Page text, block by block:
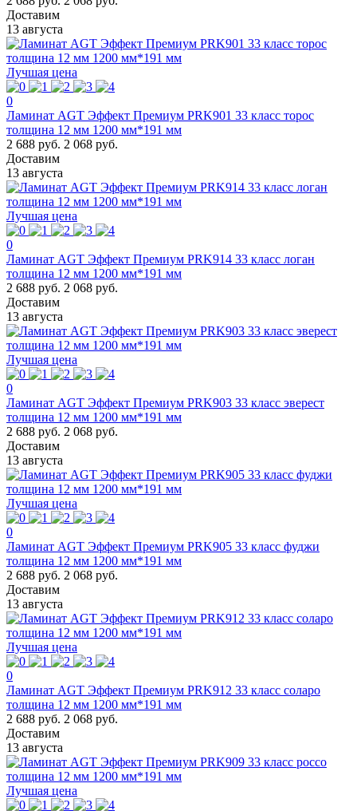
Доставим
13 августа
Лучшая цена
0
Ламинат AGT Эффект Премиум PRK901 33 класс торос
толщина 12 мм 1200 мм*191 мм
2 688 руб. 2 068 руб.
Доставим
13 августа
Лучшая цена
0
Ламинат AGT Эффект Премиум PRK914 33 класс логан
толщина 12 мм 1200 мм*191 мм
2 688 руб. 2 068 руб.
Доставим
13 августа
Лучшая цена
0
Ламинат AGT Эффект Премиум PRK903 33 класс эверест
толщина 12 мм 1200 мм*191 мм
2 688 руб. 2 068 руб.
Доставим
13 августа
Лучшая цена
0
Ламинат AGT Эффект Премиум PRK905 33 класс фуджи
толщина 12 мм 1200 мм*191 мм
2 688 руб. 2 068 руб.
Доставим
13 августа
Лучшая цена
0
Ламинат AGT Эффект Премиум PRK912 33 класс соларо
толщина 12 мм 1200 мм*191 мм
2 688 руб. 2 068 руб.
Доставим
13 августа
Лучшая цена